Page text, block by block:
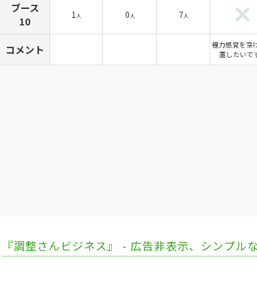
ブース
10
1 人 0人 7人
コメント
極力感覚を空
置したいで
『調整さんビジネス』 - 広告非表示、シンプ